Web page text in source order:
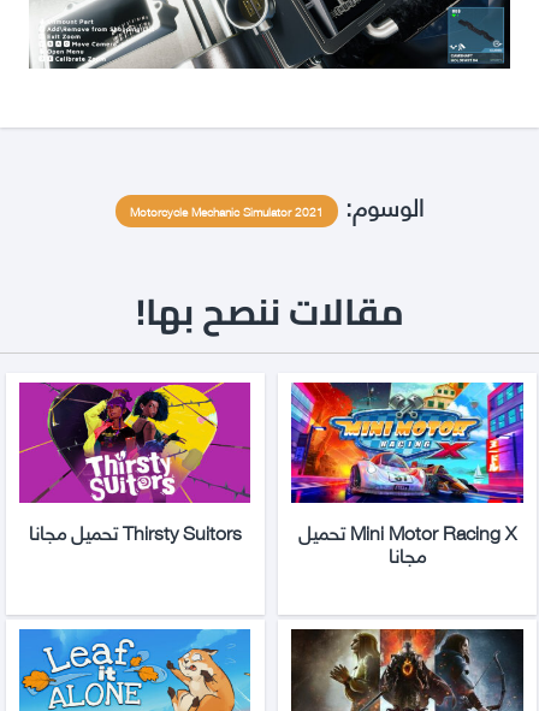
الوسوم: Motorcycle Mechanic Simulator 2021
مقالات ننصح بها!
Mini Motor Racing X تحميل
مجانا
Thirsty Suitors تحميل مجانا